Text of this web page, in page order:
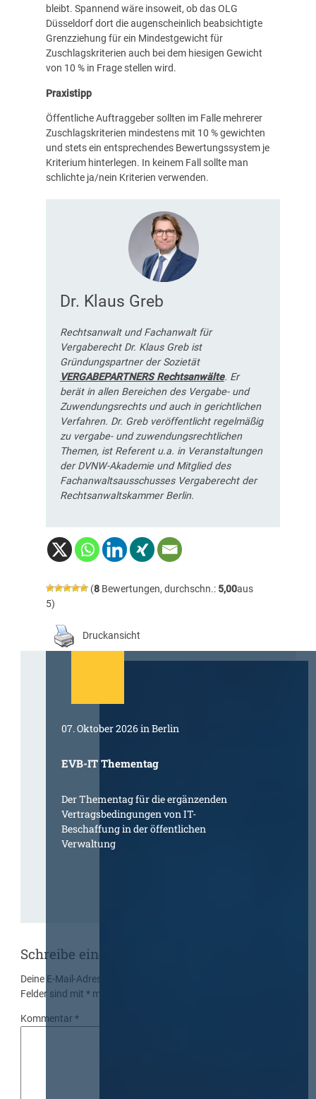
bleibt. Spannend wäre insoweit, ob das OLG
Düsseldorf dort die augenscheinlich beabsichtigte
Grenzziehung für ein Mindestgewicht für
Zuschlagskriterien auch bei dem hiesigen Gewicht
von 10 % in Frage stellen wird.
Praxistipp
Öffentliche Auftraggeber sollten im Falle mehrerer
Zuschlagskriterien mindestens mit 10 % gewichten
und stets ein entsprechendes Bewertungssystem je
Kriterium hinterlegen. In keinem Fall sollte man
schlichte ja/nein Kriterien verwenden.
Dr. Klaus Greb
Rechtsanwalt und Fachanwalt für
Vergaberecht Dr. Klaus Greb ist
Gründungspartner der Sozietät
VERGABEPARTNERS Rechtsanwälte. Er
berät in allen Bereichen des Vergabe- und
Zuwendungsrechts und auch in gerichtlichen
Verfahren. Dr. Greb veröffentlicht regelmäßig
zu vergabe- und zuwendungsrechtlichen
Themen, ist Referent u.a. in Veranstaltungen
der DVNW-Akademie und Mitglied des
Fachanwaltsausschusses Vergaberecht der
Rechtsanwaltskammer Berlin.
(8Bewertungen, durchschn.: 5,00aus
5)
Druckansicht
07. Oktober 2026 in Berlin
EVB-IT Thementag
Der Thementag für die ergänzenden
Vertragsbedingungen von IT-
Beschaffung in der öffentlichen
Verwaltung
Schreibe einen Kommentar
Deine E-Mail-Adresse wird nicht veröffentlicht.
Felder sind mit* markiert
Kommentar*